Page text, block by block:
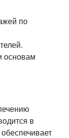
по
основам
в